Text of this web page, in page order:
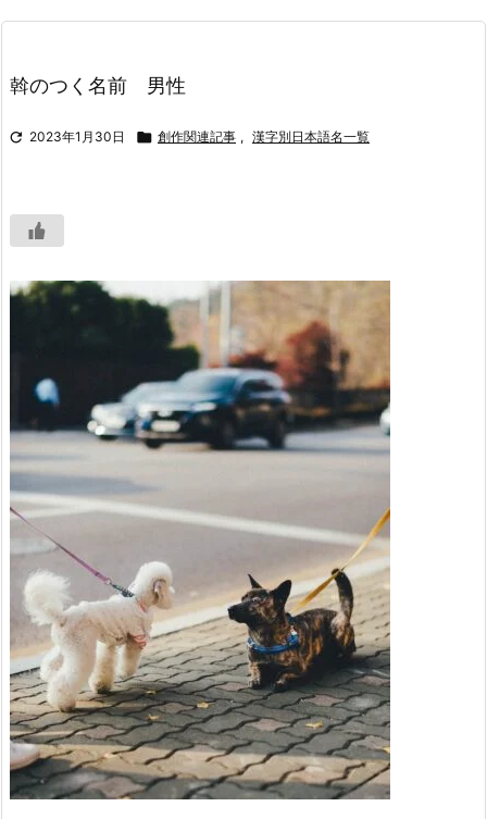
斡のつく名前 男性
 2023年1月30日  創作関連記事 , 漢字別日本語名一覧